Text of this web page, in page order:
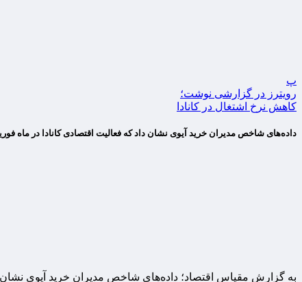
پ
رویترز در گزارشی نوشت؛
کاهش نرخ اشتغال در کانادا
داده‌های شاخص مدیران خرید آیوی نشان داد که فعالیت اقتصادی کانادا در ماه